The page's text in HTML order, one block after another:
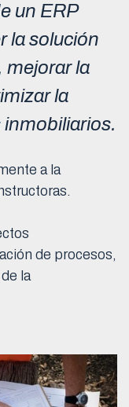
un ERP
la solución
mejorar la
la
a la
de procesos,
la